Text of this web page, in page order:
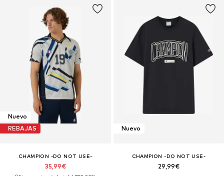
Nuevo
REBAJAS
CHAMPION -DO NOT USE-
35,99€
Nuevo
CHAMPION -DO NOT USE-
29,99€